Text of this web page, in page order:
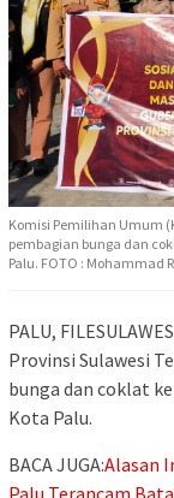
Komisi Pemilihan Umum
pembagian bunga dan
Palu. FOTO : Mohammad
PALU,
Provinsi Sulawesi
bunga dan coklat
Kota Palu.
BACA JUGA:Alasan
Palu Terancam